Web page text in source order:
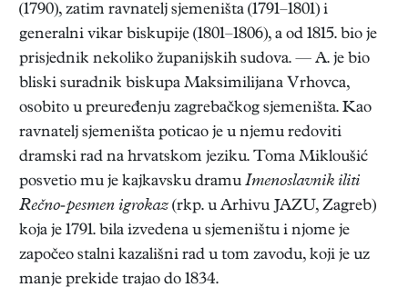
(1790), zatim ravnatelj sjemeništa (1791–1801) i
generalni vikar biskupije (1801–1806), a od 1815. bio je
prisjednik nekoliko županijskih sudova. — A. je bio
bliski suradnik biskupa Maksimilijana Vrhovca,
osobito u preuređenju zagrebačkog sjemeništa. Kao
ravnatelj sjemeništa poticao je u njemu redoviti
dramski rad na hrvatskom jeziku. Toma Mikloušić
posvetio mu je kajkavsku dramu Imenoslavnik iliti
Rečno-pesmen igrokaz (rkp. u Arhivu JAZU, Zagreb)
koja je 1791. bila izvedena u sjemeništu i njome je
započeo stalni kazališni rad u tom zavodu, koji je uz
manje prekide trajao do 1834.